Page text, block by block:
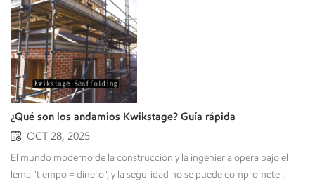
¿Qué son los andamios Kwikstage? Guía rápida
OCT 28, 2025
El mundo moderno de la construcción y la ingeniería opera bajo el
lema "tiempo = dinero", y la seguridad no se puede comprometer.